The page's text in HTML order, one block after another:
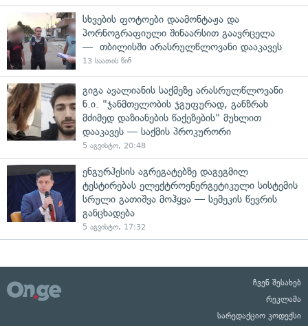
სხვების ფოტოები დაამონტაჟა და
პორნოგრაფიული შინაარსით გაავრცელა
— თბილისში არასრულწლოვანი დააკავეს
13 საათის წინ
გიგა ავალიანის საქმეზე არასრულწლოვანი
ნ.ი. "ჯანმთელობის ჯგუფურად, განზრახ
მძიმედ დაზიანების წაქეზების" მუხლით
დააკავეს — საქმის პროკურორი
5 აგვისტო, 20:48
ენგურჰესის აგრეგატებზე დაგეგმილ
ტესტირებას ელექტროენერგეტიკული სისტემის
სრული გათიშვა მოჰყვა — სემეკის წევრის
განცხადება
5 აგვისტო, 17:32
ჩვენ შესახებ
რეკლამა
სარედაქციო კოდექსი